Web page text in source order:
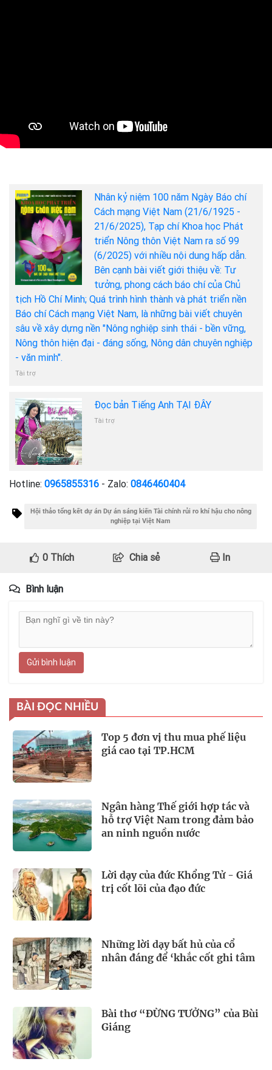
Nhân kỷ niệm 100 năm Ngày Báo chí
Cách mạng Việt Nam (21/6/1925 -
21/6/2025), Tạp chí Khoa học Phát
triển Nông thôn Việt Nam ra số 99
(6/2025) với nhiều nội dung hấp dẫn.
Bên cạnh bài viết giới thiệu về: Tư
tưởng, phong cách báo chí của Chủ
tịch Hồ Chí Minh; Quá trình hình thành và phát triển nền
Báo chí Cách mạng Việt Nam, là những bài viết chuyên
sâu về xây dựng nền "Nông nghiệp sinh thái - bền vững,
Nông thôn hiện đại - đáng sống, Nông dân chuyên nghiệp
- văn minh".
Tài trợ
Đọc bản Tiếng Anh TẠI ĐÂY
Tài trợ
Hotline: 0965855316 - Zalo: 0846460404
Hội thảo tổng kết dự án Dự án sáng kiến Tài chính rủi ro khí hậu cho nông
nghiệp tại Việt Nam
0Thích Chia sẻ In
Bình luận
Gửi bình luận
BÀI ĐỌC NHIỀU
Top 5 đơn vị thu mua phế liệu
giá cao tại TP.HCM
Ngân hàng Thế giới hợp tác và
hỗ trợ Việt Nam trong đảm bảo
an ninh nguồn nước
Lời dạy của đức Khổng Tử - Giá
trị cốt lõi của đạo đức
Những lời dạy bất hủ của cổ
nhân đáng để ‘khắc cốt ghi tâm
Bài thơ “ĐỪNG TƯỞNG” của Bùi
Giáng